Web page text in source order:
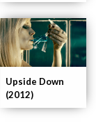
Upside Down
(2012)